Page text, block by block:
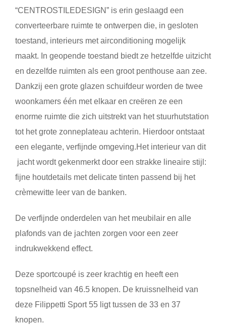
“CENTROSTILEDESIGN” is erin geslaagd een
converteerbare ruimte te ontwerpen die, in gesloten
toestand, interieurs met airconditioning mogelijk
maakt. In geopende toestand biedt ze hetzelfde uitzicht
en dezelfde ruimten als een groot penthouse aan zee.
Dankzij een grote glazen schuifdeur worden de twee
woonkamers één met elkaar en creëren ze een
enorme ruimte die zich uitstrekt van het stuurhutstation
tot het grote zonneplateau achterin. Hierdoor ontstaat
een elegante, verfijnde omgeving.Het interieur van dit
jacht wordt gekenmerkt door een strakke lineaire stijl:
fijne houtdetails met delicate tinten passend bij het
crèmewitte leer van de banken.
De verfijnde onderdelen van het meubilair en alle
plafonds van de jachten zorgen voor een zeer
indrukwekkend effect.
Deze sportcoupé is zeer krachtig en heeft een
topsnelheid van 46.5 knopen. De kruissnelheid van
deze Filippetti Sport 55 ligt tussen de 33 en 37
knopen.